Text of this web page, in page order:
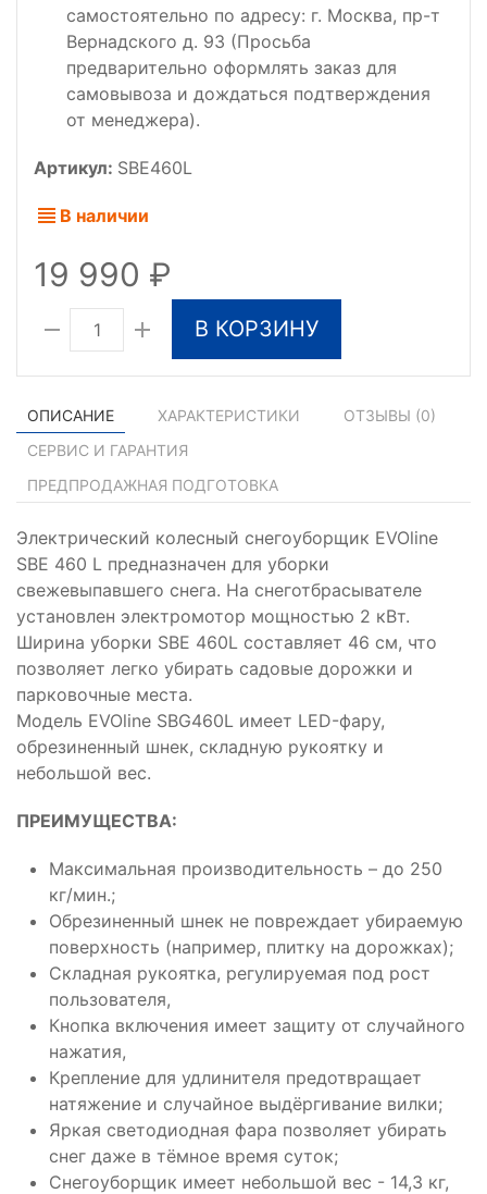
самостоятельно по адресу: г. Москва, пр-т
Вернадского д. 93 (Просьба
предварительно оформлять заказ для
самовывоза и дождаться подтверждения
от менеджера).
Артикул: SBE460L
В наличии
19 990
В КОРЗИНУ
ОПИСАНИЕ ХАРАКТЕРИСТИКИ ОТЗЫВЫ (0)
СЕРВИС И ГАРАНТИЯ
ПРЕДПРОДАЖНАЯ ПОДГОТОВКА
Электрический колесный снегоуборщик EVOline
SBE 460 L предназначен для уборки
свежевыпавшего снега. На снеготбрасывателе
установлен электромотор мощностью 2 кВт.
Ширина уборки SBE 460L составляет 46 см, что
позволяет легко убирать садовые дорожки и
парковочные места.
Модель EVOline SBG460L имеет LED-фару,
обрезиненный шнек, складную рукоятку и
небольшой вес.
ПРЕИМУЩЕСТВА:
Максимальная производительность – до 250
кг/мин.;
Обрезиненный шнек не повреждает убираемую
поверхность (например, плитку на дорожках);
Складная рукоятка, регулируемая под рост
пользователя,
Кнопка включения имеет защиту от случайного
нажатия,
Крепление для удлинителя предотвращает
натяжение и случайное выдёргивание вилки;
Яркая светодиодная фара позволяет убирать
снег даже в тёмное время суток;
Снегоуборщик имеет небольшой вес - 14,3 кг,